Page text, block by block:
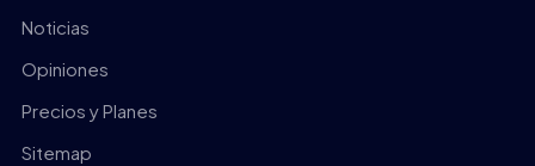
Noticias
Opiniones
Precios y Planes
Sitemap